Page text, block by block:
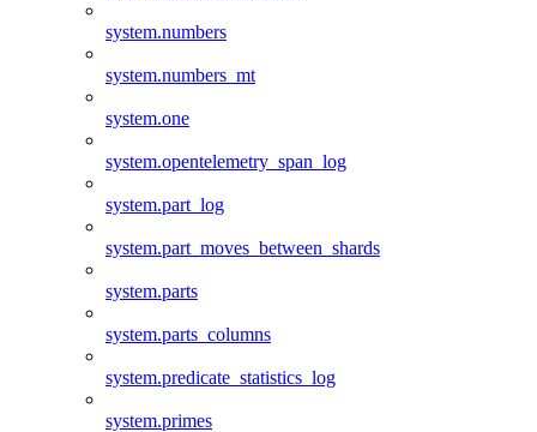
system.numbers
system.numbers_mt
system.one
system.opentelemetry_span_log
system.part_log
system.part_moves_between_shards
system.parts
system.parts_columns
system.predicate_statistics_log
system.primes